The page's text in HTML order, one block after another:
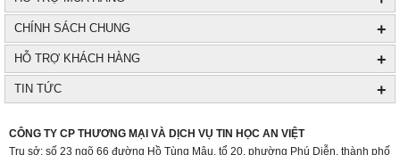
CHÍNH SÁCH CHUNG +
HỖ TRỢ KHÁCH HÀNG +
TIN TỨC +
CÔNG TY CP THƯƠNG MẠI VÀ DỊCH VỤ TIN HỌC AN VIỆT
Trụ sở: số 23 ngõ 66 đường Hồ Tùng Mậu, tổ 20, phường Phú Diễn, thành phố